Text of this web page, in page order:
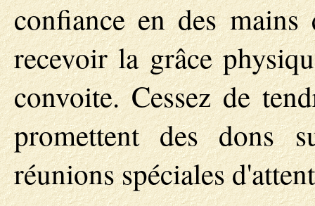
confiance en des
recevoir la grâce
convoite. Cessez de
promettent des dons
réunions spéciales